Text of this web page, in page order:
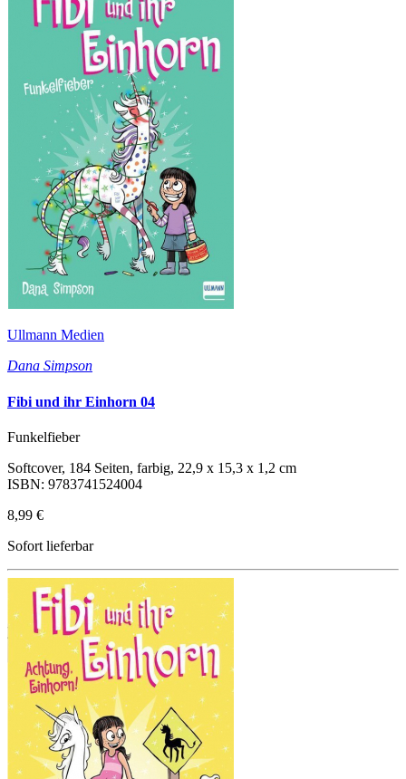
Ullmann Medien
Dana Simpson
Fibi und ihr Einhorn 04
Funkelfieber
Softcover, 184 Seiten, farbig, 22,9 x 15,3 x 1,2 cm
ISBN: 9783741524004
8,99 €
Sofort lieferbar